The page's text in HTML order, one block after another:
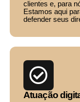
clientes e, para
Estamos aqui
defender seus
Atuação